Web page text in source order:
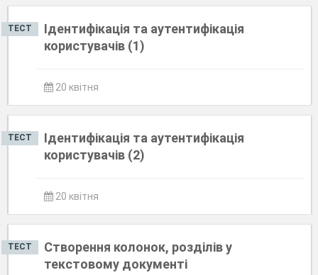
ТЕСТ
Ідентифікація та аутентифікація
користувачів (1)
20 квітня
ТЕСТ
Ідентифікація та аутентифікація
користувачів (2)
20 квітня
ТЕСТ
Створення колонок, розділів у
текстовому документі